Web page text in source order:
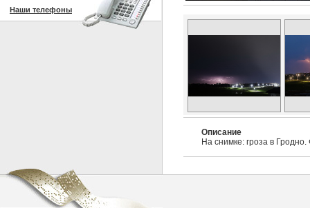
Описание
На снимке: гроза в
Наши телефоны